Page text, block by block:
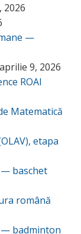
2026
—
aprilie 9, 2026
ROAI
Matematică
etapa
— baschet
română
— badminton